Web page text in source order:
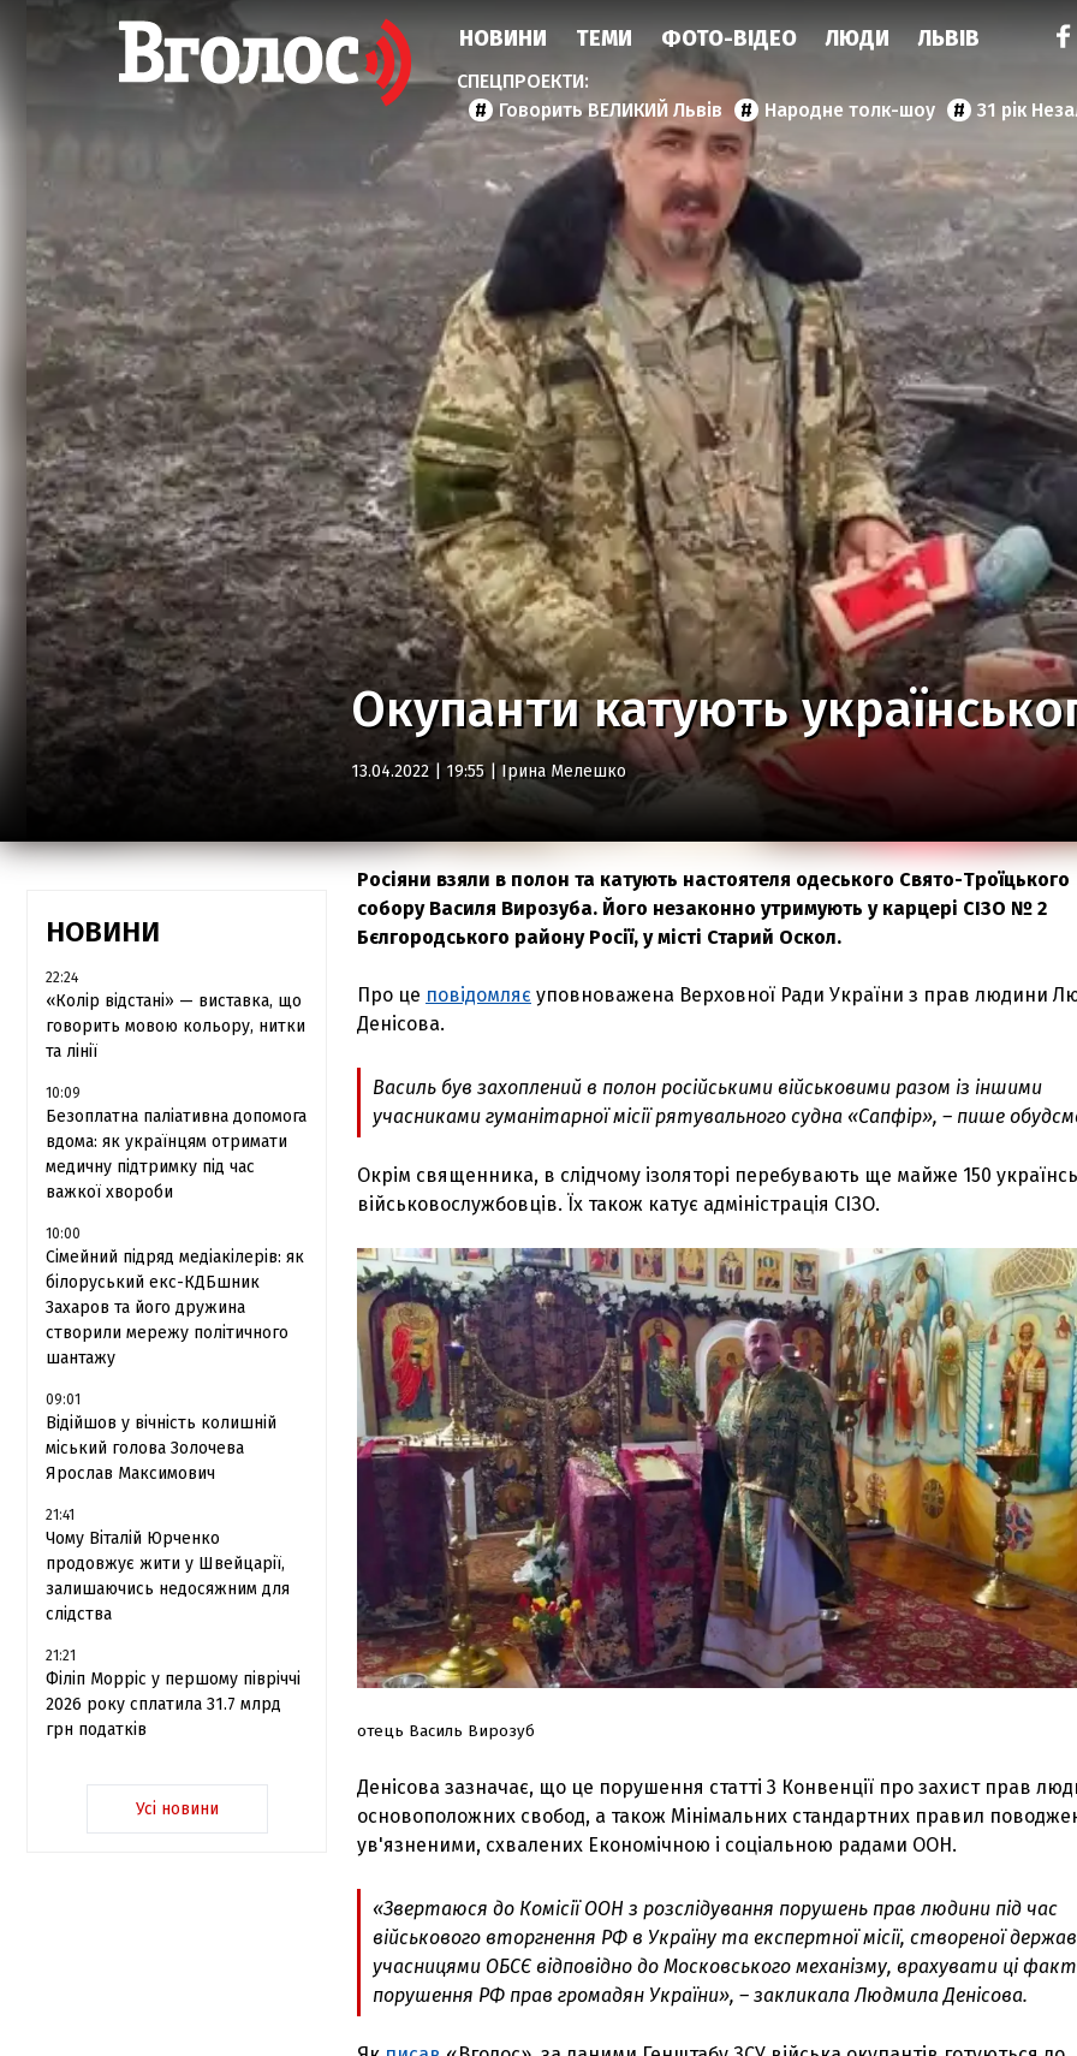
НОВИНИ ТЕМИ ФОТО-ВІДЕО ЛЮДИ ЛЬВІВ
Говорить ВЕЛИКИЙ Львів Народне толк-шоу 31 рік
Окупанти катують
13.04.2022 | 19:55 |Ірина Мелешко
НОВИНИ
22:24
«Колір відстані» — виставка, що
говорить мовою кольору, нитки
та лінії
10:09
Безоплатна паліативна допомога
вдома: як українцям отримати
медичну підтримку під час
важкої хвороби
10:00
Сімейний підряд медіакілерів: як
білоруський екс-КДБшник
Захаров та його дружина
створили мережу політичного
шантажу
09:01
Відійшов у вічність колишній
міський голова Золочева
Ярослав Максимович
21:41
Чому Віталій Юрченко
продовжує жити у Швейцарії,
залишаючись недосяжним для
слідства
21:21
Філіп Морріс у першому півріччі
2026 року сплатила 31.7 млрд
грн податків
Усі новини
Росіяни взяли в полон та катують настоятеля одеського Свято-Троїцького
собору Василя Вирозуба. Його незаконно утримують у карцері СІЗО № 2
Бєлгородського району Росії, у місті Старий Оскол.
Про це повідомляє уповноважена Верховної Ради України з прав людини
Денісова.
Василь був захоплений в полон російськими військовими разом із іншими
учасниками гуманітарної місії рятувального судна «Сапфір», – пише
Окрім священника, в слідчому ізоляторі перебувають ще майже 150
військовослужбовців. Їх також катує адміністрація СІЗО.
отець Василь Вирозуб
Денісова зазначає, що це порушення статті 3 Конвенції про захист прав
основоположних свобод, а також Мінімальних стандартних правил
ув'язненими, схвалених Економічною і соціальною радами ООН.
«Звертаюся до Комісії ООН з розслідування порушень прав людини під час
військового вторгнення РФ в Україну та експертної місії, створеної
учасницями ОБСЄ відповідно до Московського механізму, врахувати ці
порушення РФ прав громадян України», – закликала Людмила Денісова.